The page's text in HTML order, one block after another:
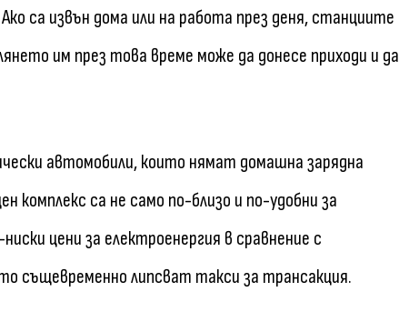
са извън дома или на работа през деня, станциите
им през това време може да донесе приходи и да
автомобили, които нямат домашна зарядна
са не само по-близо и по-удобни за
цени за електроенергия в сравнение с
същевременно липсват такси за трансакция.